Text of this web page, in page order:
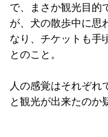
で、まさか観光目的
が、犬の散歩中に思
なり、チケットも手
とのこと。
人の感覚はそれぞれ
と観光が出来たのか